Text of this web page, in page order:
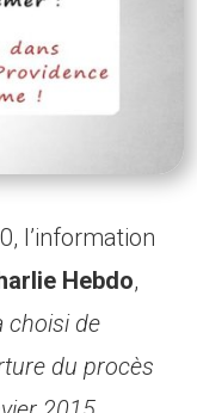
l’information
Hebdo,
choisi de
du procès